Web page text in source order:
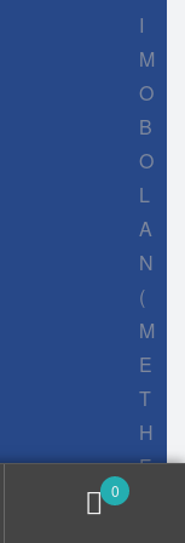
I
M
O
B
O
L
A
N
(
M
E
T
H
E
0